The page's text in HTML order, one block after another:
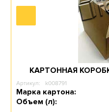
Перейти в раздел
КАРТОННАЯ
Артикул: k008791
Марка картона:
Объем (л):